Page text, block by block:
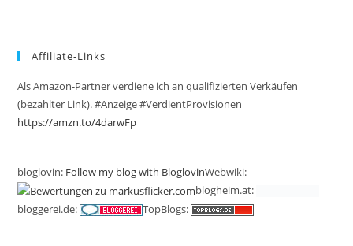
Affiliate-Links
Als Amazon-Partner verdiene ich an qualifizierten Verkäufen
(bezahlter Link). #Anzeige #VerdientProvisionen
https://amzn.to/4darwFp
bloglovin: Follow my blog with BloglovinWebwiki:
blogheim.at:
bloggerei.de:
TopBlogs: